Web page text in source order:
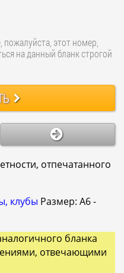
пожалуйста, этот номер,
на данный бланк строгой
отпечатанного
клубы Размер: A6 -
бланка
отвечающими